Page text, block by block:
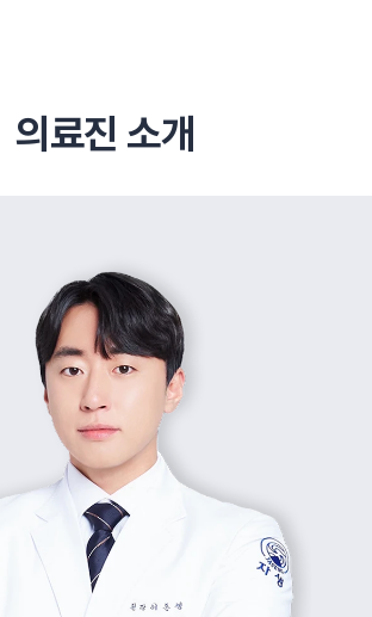
#초음파약침 #척추압박골절
의료진 소개